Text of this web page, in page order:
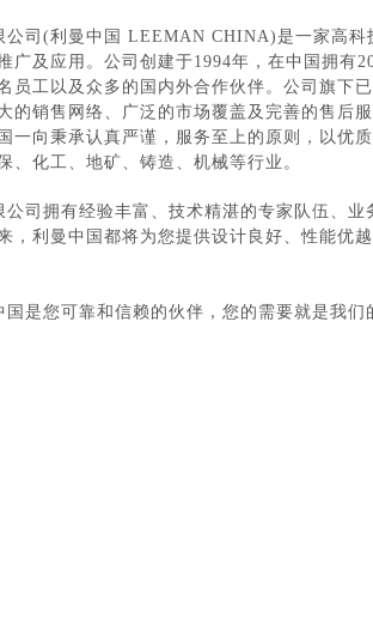
公司(利曼中国 LEEMAN CHINA)是一家高科
广及应用。公司创建于1994年，在中国拥有
员工以及众多的国内外合作伙伴。公司旗下
的销售网络、广泛的市场覆盖及完善的售后
一向秉承认真严谨，服务至上的原则，以优
、化工、地矿、铸造、机械等行业。
司 拥有经验丰富、技术精湛的专家队伍、
，利曼中国都将为您提供设计良好、性能优
是您可靠和信赖的伙伴，您的需要就是我们